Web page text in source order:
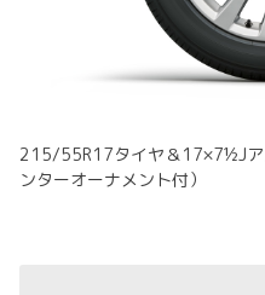
215/55R17タイヤ＆17×7½Jア
ンターオーナメント付）